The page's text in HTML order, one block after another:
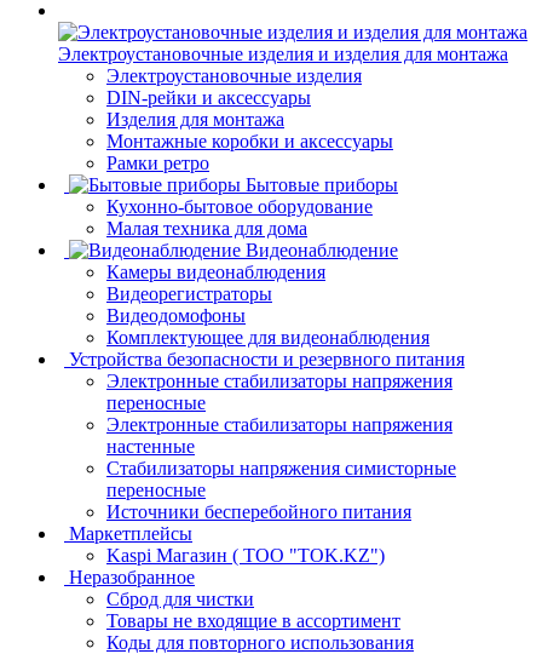
Электроустановочные изделия и изделия для монтажа
Электроустановочные изделия
DIN-рейки и аксессуары
Изделия для монтажа
Монтажные коробки и аксессуары
Рамки ретро
Бытовые приборы
Кухонно-бытовое оборудование
Малая техника для дома
Видеонаблюдение
Камеры видеонаблюдения
Видеорегистраторы
Видеодомофоны
Комплектующее для видеонаблюдения
Устройства безопасности и резервного питания
Электронные стабилизаторы напряжения
переносные
Электронные стабилизаторы напряжения
настенные
Стабилизаторы напряжения симисторные
переносные
Источники бесперебойного питания
Маркетплейсы
Kaspi Магазин ( ТОО "TOK.KZ")
Неразобранное
Сброд для чистки
Товары не входящие в ассортимент
Коды для повторного использования